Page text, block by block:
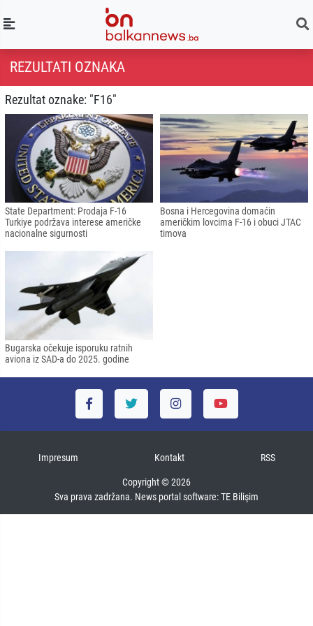
REZULTATI OZNAKA
Rezultat oznake: "F16"
State Department: Prodaja F-16
Turkiye podržava interese američke
nacionalne sigurnosti
Bosna i Hercegovina domaćin
američkim lovcima F-16 i obuci JTAC
timova
Bugarska očekuje isporuku ratnih
aviona iz SAD-a do 2025. godine
Impresum Kontakt RSS
Copyright © 2026
Sva prava zadržana. News portal software:TE Bilişim